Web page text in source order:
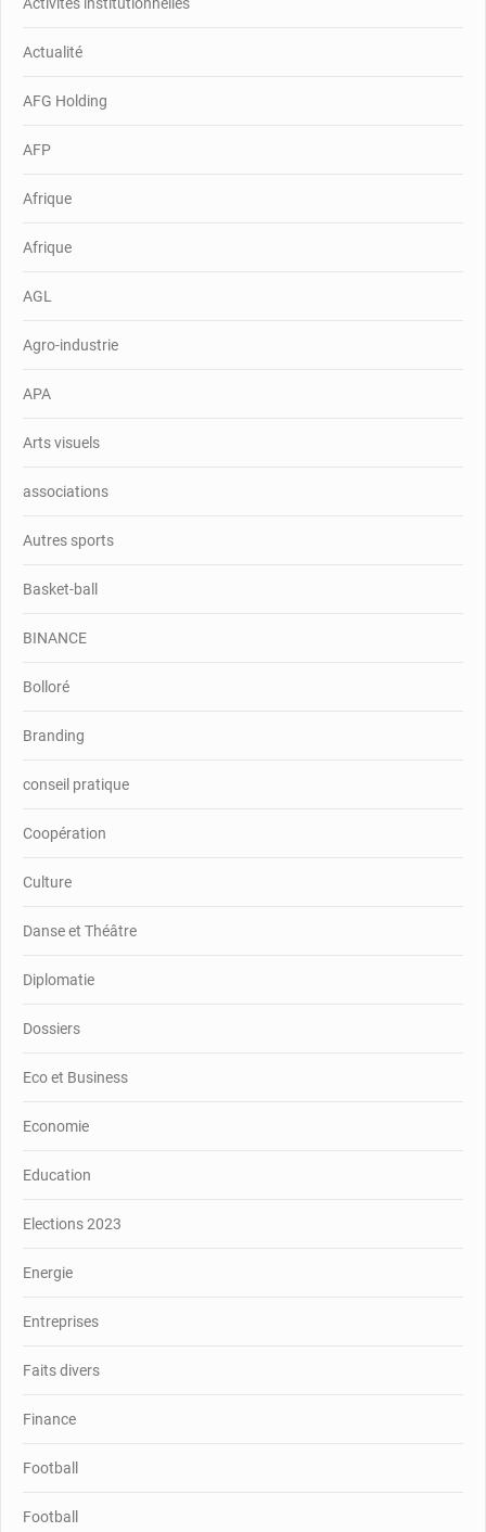
Activités institutionnelles
Actualité
AFG Holding
AFP
Afrique
Afrique
AGL
Agro-industrie
APA
Arts visuels
associations
Autres sports
Basket-ball
BINANCE
Bolloré
Branding
conseil pratique
Coopération
Culture
Danse et Théâtre
Diplomatie
Dossiers
Eco et Business
Economie
Education
Elections 2023
Energie
Entreprises
Faits divers
Finance
Football
Football